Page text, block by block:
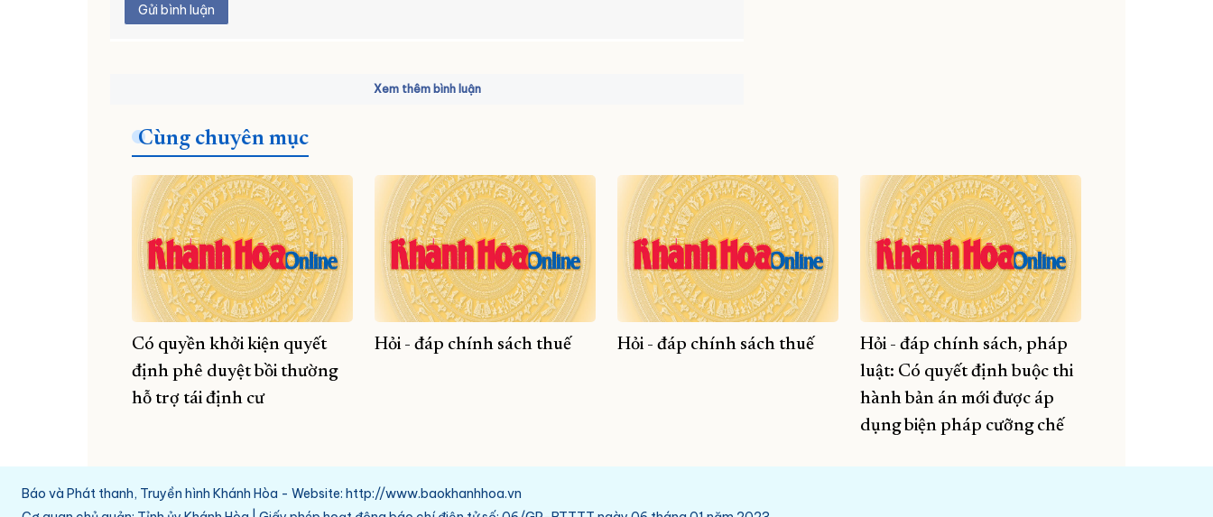
Gửi bình luận
Xem thêm bình luận
Cùng chuyên mục
Có quyền khởi kiện quyết
định phê duyệt bồi thường
hỗ trợ tái định cư
Hỏi - đáp chính sách thuế Hỏi - đáp chính sách thuế
Hỏi - đáp chính sách, pháp
luật: Có quyết định buộc thi
hành bản án mới được áp
dụng biện pháp cưỡng chế
Báo và Phát thanh, Truyền hình Khánh Hòa - Website: http://www.baokhanhhoa.vn